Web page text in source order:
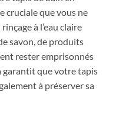
cruciale que vous ne
à l’eau claire
savon, de produits
rester emprisonnés
garantit que votre tapis
à préserver sa